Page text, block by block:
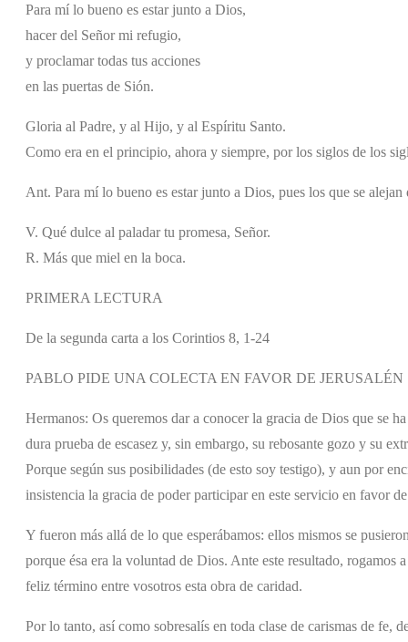
Para mí lo bueno es estar junto a Dios,
hacer del Señor mi refugio,
y proclamar todas tus acciones
en las puertas de Sión.
Gloria al Padre, y al Hijo, y al Espíritu Santo.
Como era en el principio, ahora y siempre, por los siglos de los
Ant. Para mí lo bueno es estar junto a Dios, pues los que se alejan
V. Qué dulce al paladar tu promesa, Señor.
R. Más que miel en la boca.
PRIMERA LECTURA
De la segunda carta a los Corintios 8, 1-24
PABLO PIDE UNA COLECTA EN FAVOR DE JERUSALÉN
Hermanos: Os queremos dar a conocer la gracia de Dios que se
dura prueba de escasez y, sin embargo, su rebosante gozo y su
Porque según sus posibilidades (de esto soy testigo), y aun por
insistencia la gracia de poder participar en este servicio en favor
Y fueron más allá de lo que esperábamos: ellos mismos se
porque ésa era la voluntad de Dios. Ante este resultado, rogamos
feliz término entre vosotros esta obra de caridad.
Por lo tanto, así como sobresalís en toda clase de carismas de fe,